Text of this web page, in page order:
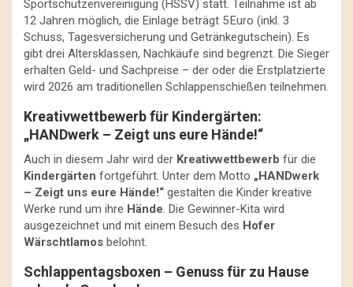
Sportschützenvereinigung (HSSV) statt. Teilnahme ist ab
12 Jahren möglich, die Einlage beträgt 5 Euro (inkl. 3
Schuss, Tagesversicherung und Getränkegutschein). Es
gibt drei Altersklassen, Nachkäufe sind begrenzt. Die Sieger
erhalten Geld- und Sachpreise – der oder die Erstplatzierte
wird 2026 am traditionellen Schlappenschießen teilnehmen.
Kreativwettbewerb für Kindergärten:
„HANDwerk – Zeigt uns eure Hände!“
Auch in diesem Jahr wird der Kreativwettbewerb für die
Kindergärten fortgeführt. Unter dem Motto „HANDwerk
– Zeigt uns eure Hände!“ gestalten die Kinder kreative
Werke rund um ihre Hände. Die Gewinner-Kita wird
ausgezeichnet und mit einem Besuch des Hofer
Wärschtlamos belohnt.
Schlappentagsboxen – Genuss für zu Hause